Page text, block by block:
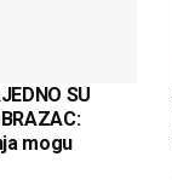
SU
mogu